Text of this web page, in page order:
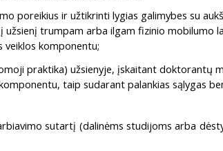
poreikius ir užtikrinti lygias galimybes su
trumpam arba ilgam fizinio mobilumo
komponentu;
praktika) užsienyje, įskaitant doktorantų
taip sudarant palankias sąlygas
sutartį (dalinėms studijoms arba